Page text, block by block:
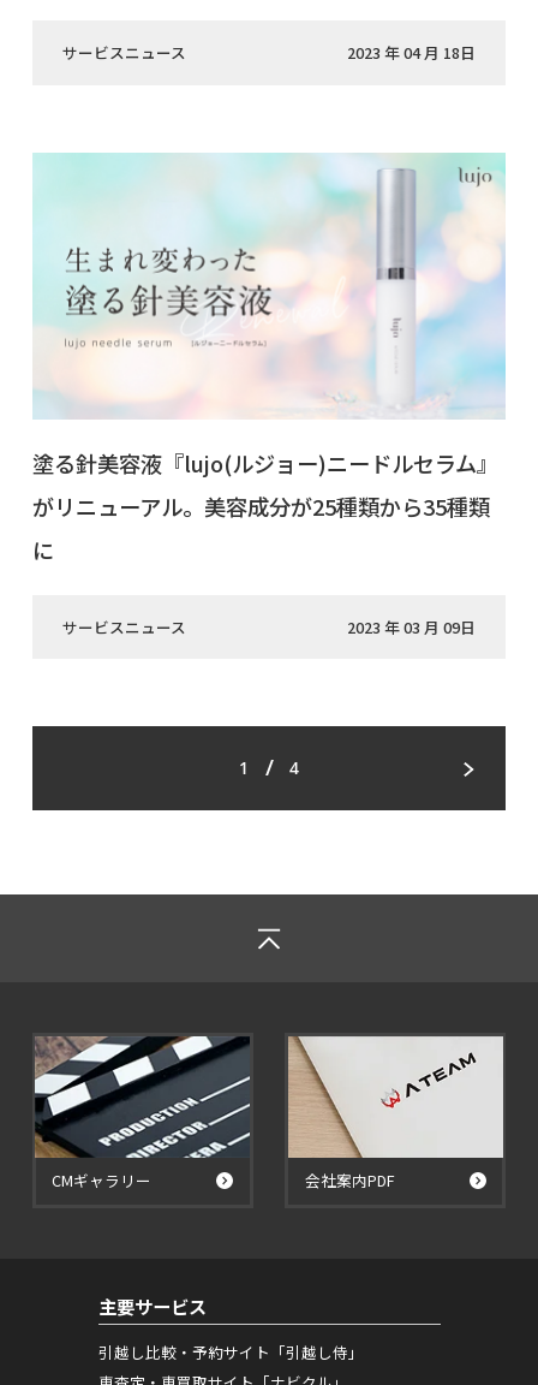
サービスニュース 2023 年 04 月 18日
塗る針美容液『lujo(ルジョー)ニードルセラム』
がリニューアル。美容成分が25種類から35種類
に
サービスニュース 2023 年 03 月 09日
1 / 4
CMギャラリー 会社案内PDF
主要サービス
引越し比較・予約サイト「引越し侍」